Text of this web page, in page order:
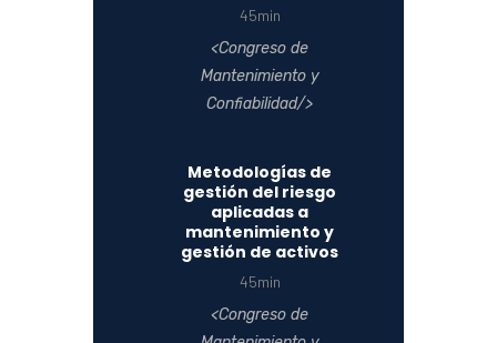
45min
Congreso de
Mantenimiento y
Confiabilidad
Metodologías de
gestión del riesgo
aplicadas a
mantenimiento y
gestión de activos
45min
Congreso de